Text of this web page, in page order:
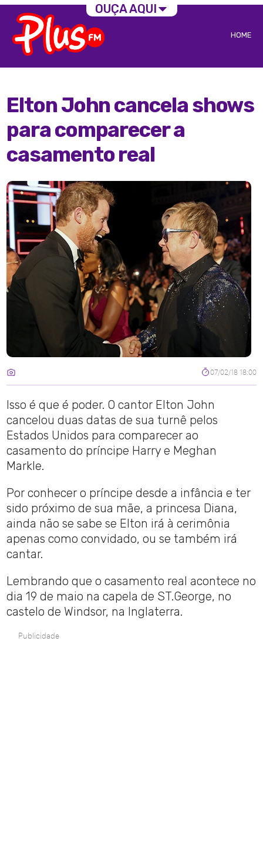
HOME
Elton John cancela shows
para comparecer a
casamento real
07/02/18 18:00
Isso é que é poder. O cantor Elton John
cancelou duas datas de sua turnê pelos
Estados Unidos para comparecer ao
casamento do príncipe Harry e Meghan
Markle.
Por conhecer o príncipe desde a infância e ter
sido próximo de sua mãe, a princesa Diana,
ainda não se sabe se Elton irá à cerimônia
apenas como convidado, ou se também irá
cantar.
Lembrando que o casamento real acontece no
dia 19 de maio na capela de ST.George, no
castelo de Windsor, na Inglaterra.
Publicidade
OUÇA AQUI